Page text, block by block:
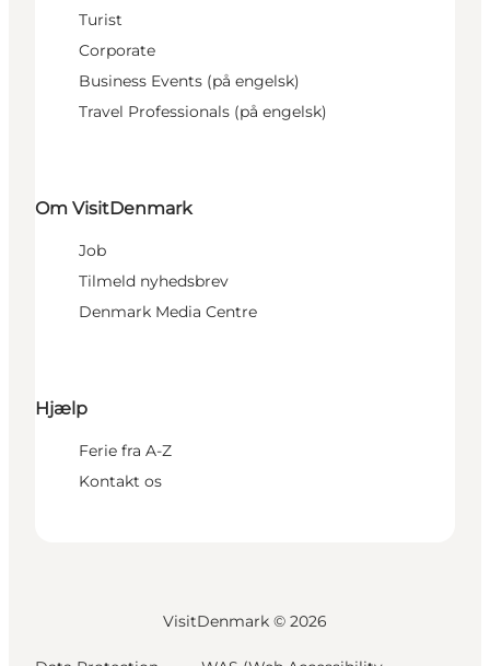
Turist
Corporate
Business Events (på engelsk)
Travel Professionals (på engelsk)
Om VisitDenmark
Job
Tilmeld nyhedsbrev
Denmark Media Centre
Hjælp
Ferie fra A-Z
Kontakt os
VisitDenmark © 2026